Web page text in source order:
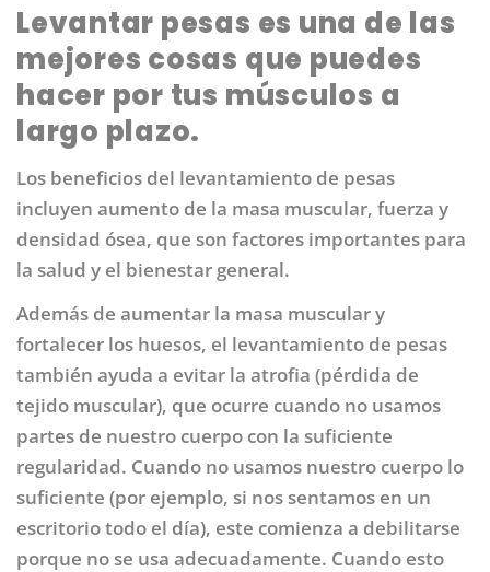
Levantar pesas es una de las
mejores cosas que puedes
hacer por tus músculos a
largo plazo.
Los beneficios del levantamiento de pesas
incluyen aumento de la masa muscular, fuerza y ​​
densidad ósea, que son factores importantes para
la salud y el bienestar general.
Además de aumentar la masa muscular y
fortalecer los huesos, el levantamiento de pesas
también ayuda a evitar la atrofia (pérdida de
tejido muscular), que ocurre cuando no usamos
partes de nuestro cuerpo con la suficiente
regularidad. Cuando no usamos nuestro cuerpo lo
suficiente (por ejemplo, si nos sentamos en un
escritorio todo el día), este comienza a debilitarse
porque no se usa adecuadamente. Cuando esto